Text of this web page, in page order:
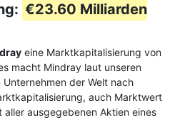
€23.60 Milliarden
eine Marktkapitalisierung von
macht Mindray laut unseren
der Welt nach
auch Marktwert
ausgegebenen Aktien eines